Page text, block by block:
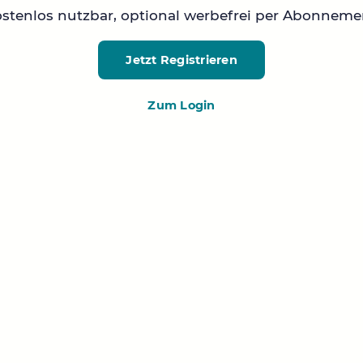
nutzbar, optional werbefrei per
Jetzt Registrieren
Zum Login